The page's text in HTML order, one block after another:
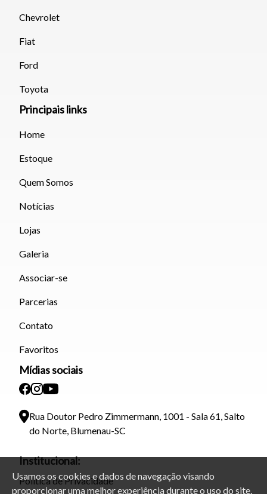
Usamos os cookies e dados de navegação visando
proporcionar uma melhor experiência durante o uso do site.
Chevrolet
Fiat
Ford
Toyota
Principais links
Home
Estoque
Quem Somos
Notícias
Lojas
Galeria
Associar-se
Parcerias
Contato
Favoritos
Mídias sociais
Rua Doutor Pedro Zimmermann, 1001 - Sala 61, Salto
do Norte, Blumenau-SC
Institucional:
Política de Privacidade